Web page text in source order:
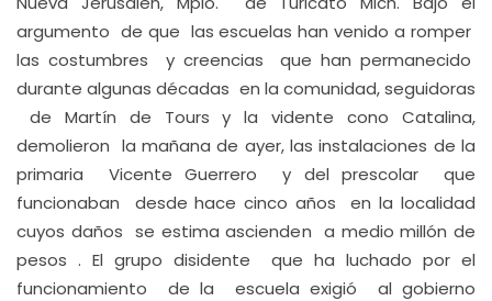
argumento de que las escuelas han venido a romper
las costumbres y creencias que han permanecido
durante algunas décadas en la comunidad, seguidoras
de Martín de Tours y la vidente cono Catalina,
demolieron la mañana de ayer, las instalaciones de la
primaria Vicente Guerrero y del prescolar que
funcionaban desde hace cinco años en la localidad
cuyos daños se estima ascienden a medio millón de
pesos . El grupo disidente que ha luchado por el
funcionamiento de la escuela exigió al gobierno